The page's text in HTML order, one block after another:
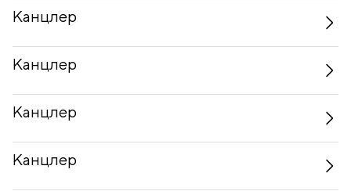
Канцлер
Канцлер
Канцлер
Канцлер